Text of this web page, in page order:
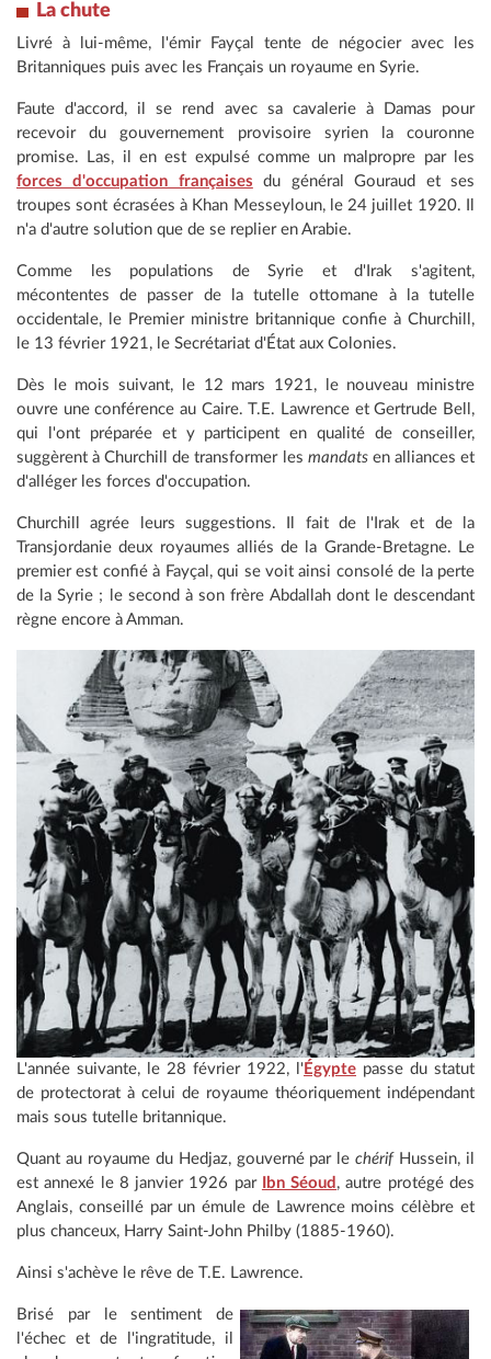
La chute
Livré à lui-même, l'émir Fayçal tente de négocier avec les
Britanniques puis avec les Français un royaume en Syrie.
Faute d'accord, il se rend avec sa cavalerie à Damas pour
recevoir du gouvernement provisoire syrien la couronne
promise. Las, il en est expulsé comme un malpropre par les
forces d'occupation françaises du général Gouraud et ses
troupes sont écrasées à Khan Messeyloun, le 24 juillet 1920. Il
n'a d'autre solution que de se replier en Arabie.
Comme les populations de Syrie et d'Irak s'agitent,
mécontentes de passer de la tutelle ottomane à la tutelle
occidentale, le Premier ministre britannique confie à Churchill,
le 13 février 1921, le Secrétariat d'État aux Colonies.
Dès le mois suivant, le 12 mars 1921, le nouveau ministre
ouvre une conférence au Caire. T.E. Lawrence et Gertrude Bell,
qui l'ont préparée et y participent en qualité de conseiller,
suggèrent à Churchill de transformer les mandatsen alliances et
d'alléger les forces d'occupation.
Churchill agrée leurs suggestions. Il fait de l'Irak et de la
Transjordanie deux royaumes alliés de la Grande-Bretagne. Le
premier est confié à Fayçal, qui se voit ainsi consolé de la perte
de la Syrie ; le second à son frère Abdallah dont le descendant
règne encore à Amman.
L'année suivante, le 28 février 1922, l' Égypte passe du statut
de protectorat à celui de royaume théoriquement indépendant
mais sous tutelle britannique.
Quant au royaume du Hedjaz, gouverné par lechérif Hussein, il
est annexé le 8 janvier 1926 par
Ibn Séoud , autre protégé des
Anglais, conseillé par un émule de Lawrence moins célèbre et
plus chanceux, Harry Saint-John Philby (1885-1960).
Ainsi s'achève le rêve de T.E. Lawrence.
Brisé par le sentiment de
l'échec et de l'ingratitude, il